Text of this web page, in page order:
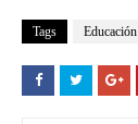
Tags Educación